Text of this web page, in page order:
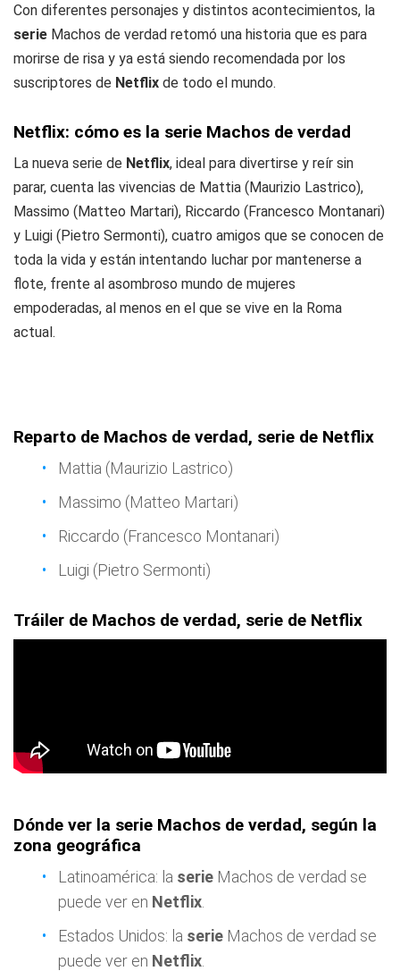
Con diferentes personajes y distintos acontecimientos, la
serie Machos de verdad retomó una historia que es para
morirse de risa y ya está siendo recomendada por los
suscriptores de Netflix de todo el mundo.
Netflix: cómo es la serie Machos de verdad
La nueva serie de Netflix, ideal para divertirse y reír sin
parar, cuenta las vivencias de Mattia (Maurizio Lastrico),
Massimo (Matteo Martari), Riccardo (Francesco Montanari)
y Luigi (Pietro Sermonti), cuatro amigos que se conocen de
toda la vida y están intentando luchar por mantenerse a
flote, frente al asombroso mundo de mujeres
empoderadas, al menos en el que se vive en la Roma
actual.
Reparto de Machos de verdad, serie de Netflix
Mattia (Maurizio Lastrico)
Massimo (Matteo Martari)
Riccardo (Francesco Montanari)
Luigi (Pietro Sermonti)
Tráiler de Machos de verdad, serie de Netflix
Dónde ver la serie Machos de verdad, según la
zona geográfica
Latinoamérica: la serie Machos de verdad se
puede ver en Netflix
Estados Unidos: la serie Machos de verdad se
puede ver en Netflix